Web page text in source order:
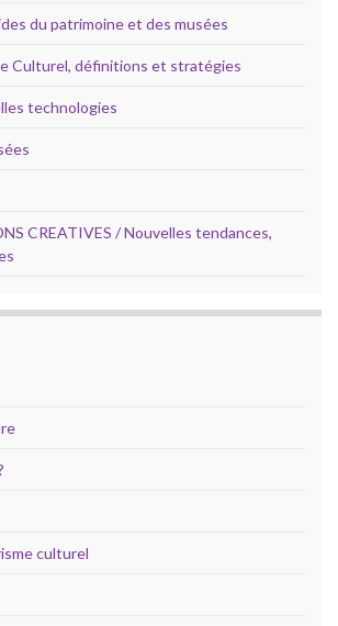
du patrimoine et des musées
Culturel, définitions et stratégies
technologies
CREATIVES / Nouvelles tendances,
culturel